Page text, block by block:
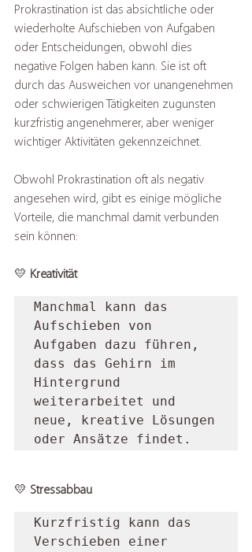
Prokrastination ist das absichtliche oder
wiederholte Aufschieben von Aufgaben
oder Entscheidungen, obwohl dies
negative Folgen haben kann. Sie ist oft
durch das Ausweichen vor unangenehmen
oder schwierigen Tätigkeiten zugunsten
kurzfristig angenehmerer, aber weniger
wichtiger Aktivitäten gekennzeichnet.
Obwohl Prokrastination oft als negativ
angesehen wird, gibt es einige mögliche
Vorteile, die manchmal damit verbunden
sein können:
💛 Kreativität
Manchmal kann das
Aufschieben von
Aufgaben dazu führen,
dass das Gehirn im
Hintergrund
weiterarbeitet und
neue, kreative Lösungen
💛 Stressabbau
Kurzfristig kann das
Verschieben einer